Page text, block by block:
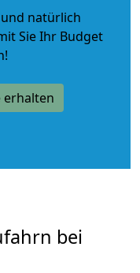
natürlich
Sie Ihr Budget
erhalten
bei